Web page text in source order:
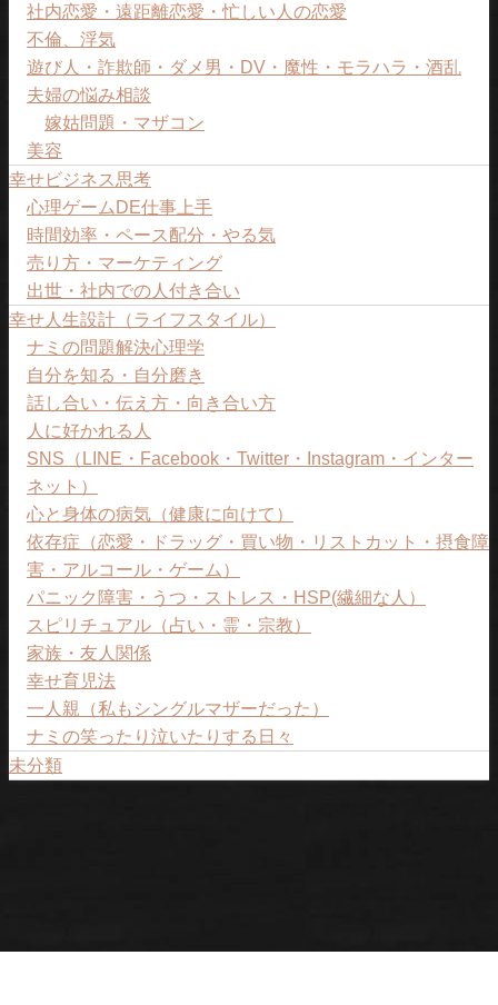
社内恋愛・遠距離恋愛・忙しい人の恋愛
不倫、浮気
遊び人・詐欺師・ダメ男・DV・魔性・モラハラ・酒乱
夫婦の悩み相談
嫁姑問題・マザコン
美容
幸せビジネス思考
心理ゲームDE仕事上手
時間効率・ペース配分・やる気
売り方・マーケティング
出世・社内での人付き合い
幸せ人生設計（ライフスタイル）
ナミの問題解決心理学
自分を知る・自分磨き
話し合い・伝え方・向き合い方
人に好かれる人
SNS（LINE・Facebook・Twitter・Instagram・インター
ネット）
心と身体の病気（健康に向けて）
依存症（恋愛・ドラッグ・買い物・リストカット・摂食障
害・アルコール・ゲーム）
パニック障害・うつ・ストレス・HSP(繊細な人）
スピリチュアル（占い・霊・宗教）
家族・友人関係
幸せ育児法
一人親（私もシングルマザーだった）
ナミの笑ったり泣いたりする日々
未分類